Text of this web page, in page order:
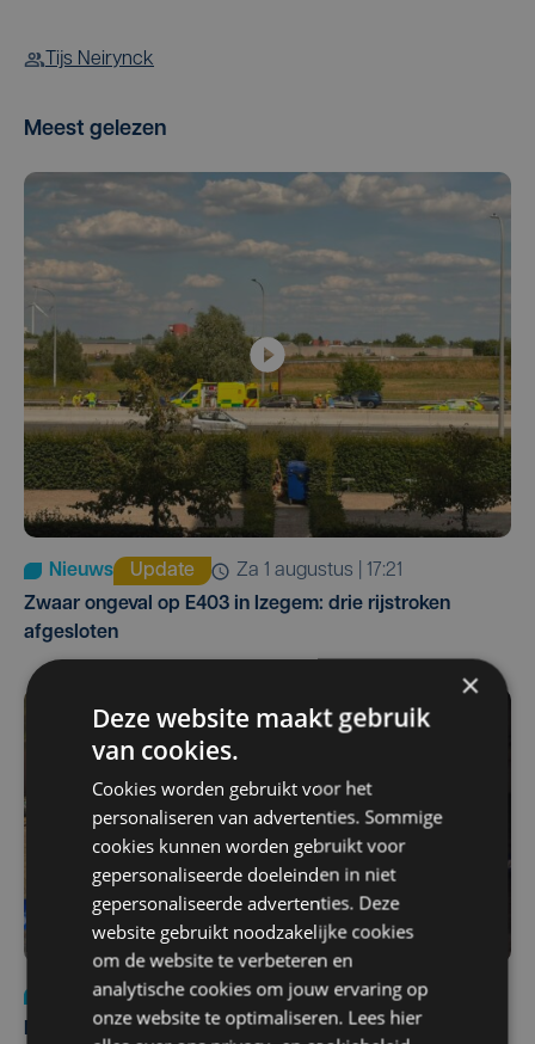
Tijs Neirynck
Meest gelezen
Nieuws Update
za 1 augustus | 17:21
Zwaar ongeval op E403 in Izegem: drie rijstroken
afgesloten
Nieuws
di 4 augustus | 09:32
Man en vrouw dood aangetroffen in woning in Sint-
×
Deze website maakt gebruik
van cookies.
Cookies worden gebruikt voor het
personaliseren van advertenties. Sommige
cookies kunnen worden gebruikt voor
gepersonaliseerde doeleinden in niet
gepersonaliseerde advertenties. Deze
website gebruikt noodzakelijke cookies
om de website te verbeteren en
analytische cookies om jouw ervaring op
onze website te optimaliseren. Lees hier